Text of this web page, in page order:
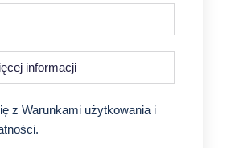
z Warunkami użytkowania i